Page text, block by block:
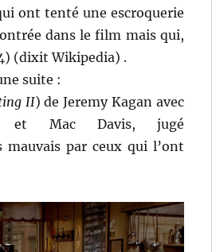
ont tenté une escroquerie
dans le film mais qui,
(dixit Wikipedia) .
suite :
II) de Jeremy Kagan avec
et Mac Davis, jugé
mauvais par ceux qui l’ont